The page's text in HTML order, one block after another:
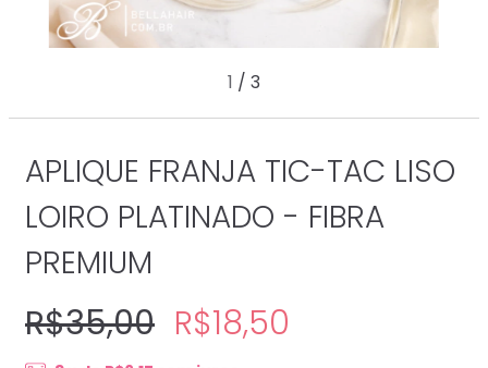
1 / 3
APLIQUE FRANJA TIC-TAC LISO
LOIRO PLATINADO - FIBRA
PREMIUM
R$35,00 R$18,50